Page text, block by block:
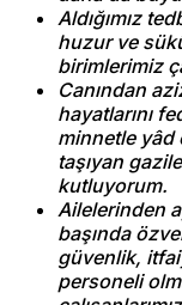
Aldığımız
huzur ve
birimlerimiz
Canından
hayatlarını
minnetle yâd
taşıyan
kutluyorum.
Ailelerinden
başında
güvenlik,
personeli